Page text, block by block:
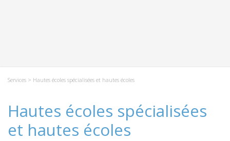
Services > Hautes écoles spécialisées et hautes écoles
Hautes écoles spécialisées
et hautes écoles